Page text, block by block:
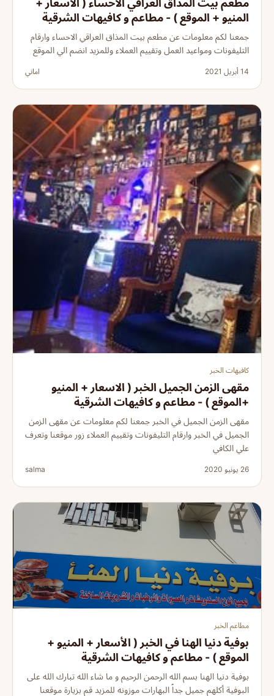
مطعم بيت المذاق العراقي الاحساء ( الاسعار +
المنيو + الموقع ) - مطاعم و كافيهات الشرقية
جمعنا لكم معلومات عن مطعم بيت المذاق العراقي الاحساء وارقام
التليفونات ومواعيد العمل وتقييم العملاء وللمزيد انضم الي الموقع
14 أبريل 2021 اماني
كافيهات الخبر
مقهى الزمن الجميل الخبر ( الاسعار + المنيو
+الموقع ) - مطاعم و كافيهات الشرقية
مقهى الزمن الجميل في الخبر جمعنا لكم معلومات عن مقهى الزمن
الجميل في الخبر وارقام التليفونات وتقييم العملاء زور موقعنا وتعرف
علي الكافي
26 يونيو 2020 salma
مطاعم الخبر
بوفية دنيا الهنا في الخبر ( الأسعار + المنيو +
الموقع ) - مطاعم و كافيهات الشرقية
بوفية دنيا الهنا بسم الله الرحمن الرحيم و ما شاء الله تبارك الله على
البوفية أكلهم جميل جداً البهارات موزونه للمزيد قم بزيارة موقعنا